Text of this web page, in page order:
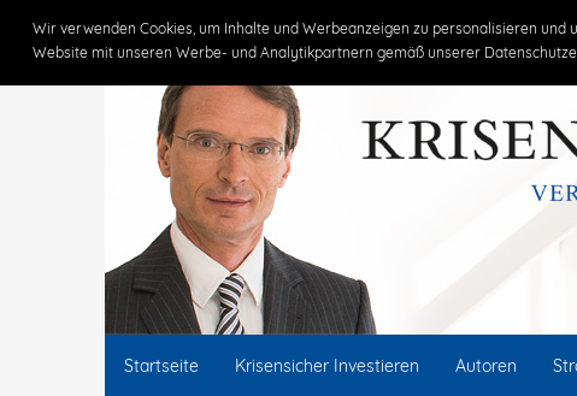
Wir verwenden Cookies, um Inhalte und Werbeanzeigen zu personalisieren
Website mit unseren Werbe- und Analytikpartnern gemäß unserer
Claus Vogt
Startseite Krisensicher Investieren Autoren